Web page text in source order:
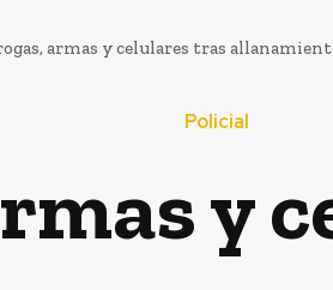
armas y celulares tras
Policial
y